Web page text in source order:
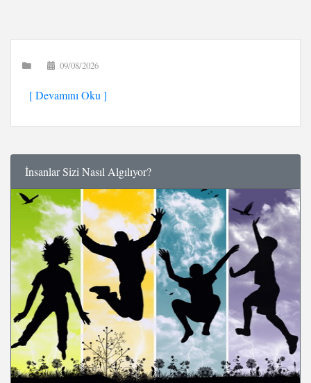
09/08/2026
[ Devamını Oku ]
İnsanlar Sizi Nasıl Algılıyor?